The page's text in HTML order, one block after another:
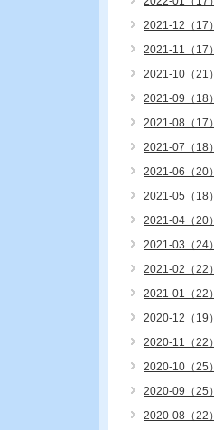
2021-12（17）
2021-11（17）
2021-10（21）
2021-09（18）
2021-08（17）
2021-07（18）
2021-06（20）
2021-05（18）
2021-04（20）
2021-03（24）
2021-02（22）
2021-01（22）
2020-12（19）
2020-11（22）
2020-10（25）
2020-09（25）
2020-08（22）